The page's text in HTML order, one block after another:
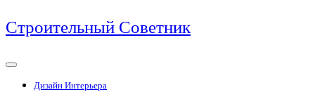
Перейти
к
Строительный Советник
Дизайн Интерьера